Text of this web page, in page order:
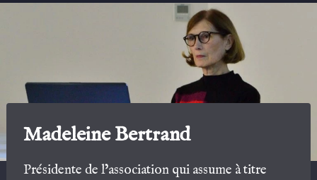
Madeleine Bertrand
Présidente de l’association qui assume à titre